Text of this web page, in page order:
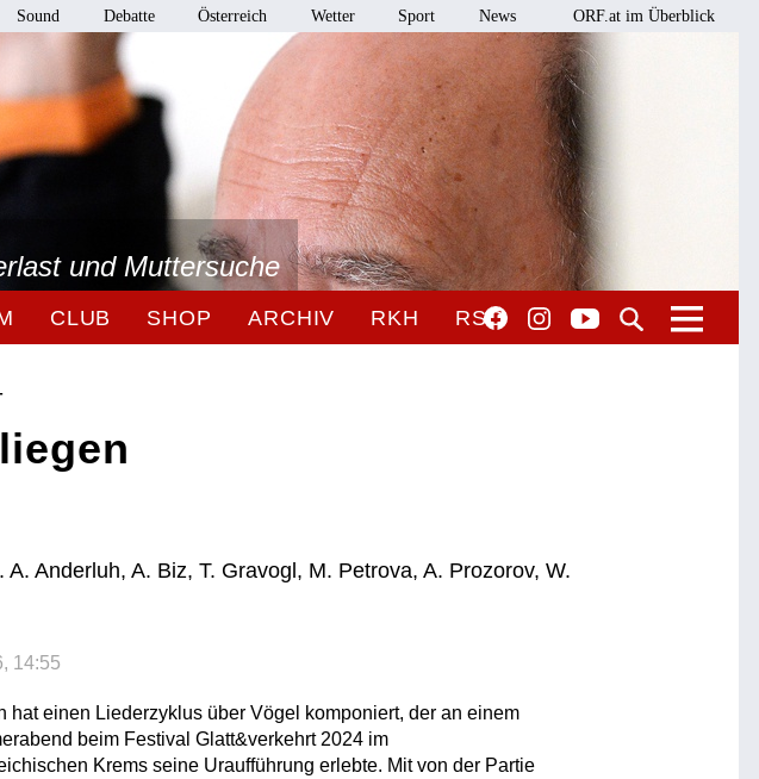
Sound Debatte Österreich Wetter Sport News ORF.at im Überblick
und Muttersuche
CLUB SHOP ARCHIV RKH RSO
A. Anderluh, A. Biz, T. Gravogl, M. Petrova, A. Prozorov, W.
14:55
hat einen Liederzyklus über Vögel komponiert, der an einem
beim Festival Glatt&verkehrt 2024 im
Krems seine Uraufführung erlebte. Mit von der Partie